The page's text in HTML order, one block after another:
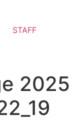
STAFF
2025